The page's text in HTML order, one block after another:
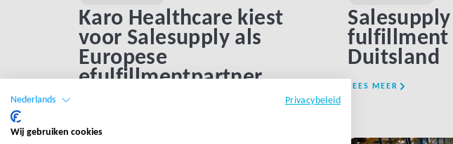
Karo Healthcare kiest
voor Salesupply als
Europese
efulfillmentpartner
fulfillment
Duitsland
LEES MEER
Nederlands Privacybeleid
Wij gebruiken cookies